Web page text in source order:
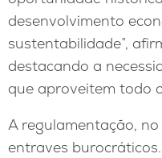
desenvolvimento
sustentabilidade”,
destacando a
que aproveitem todo
A regulamentação,
entraves